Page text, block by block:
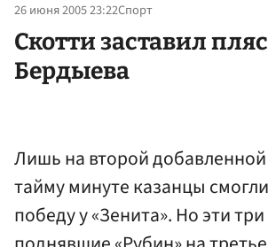
26 июня 2005 23:22Спорт
Скотти заставил
Бердыева
Лишь на второй
тайму минуте казанцы
победу у «Зенита». Но эти